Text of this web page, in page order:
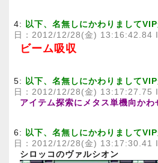
4: 以下、名無しにかわりまして
日：2012/12/28(金) 13:16:42.84
ビーム吸収
5: 以下、名無しにかわりまして
日：2012/12/28(金) 13:17:27.75
アイテム探索にメタス単機向か
6: 以下、名無しにかわりまして
日：2012/12/28(金) 13:17:30.41
シロッコのヴァルシオン